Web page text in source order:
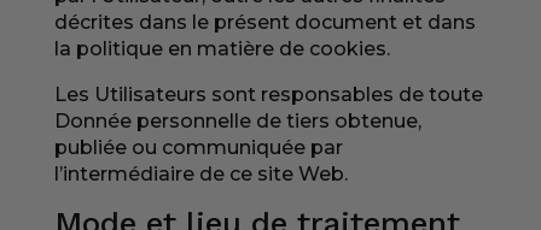
décrites dans le présent document et dans
la politique en matière de cookies.
Les Utilisateurs sont responsables de toute
Donnée personnelle de tiers obtenue,
publiée ou communiquée par
l’intermédiaire de ce site Web.
Mode et lieu de traitement